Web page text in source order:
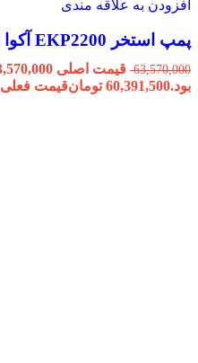
افزودن به علاقه مندی
پمپ استخر EKP2200 آکوا استرانگ
63,570,000
بود.60,391,500 تومانقیمت فعلی 60,391,500 تومان است.